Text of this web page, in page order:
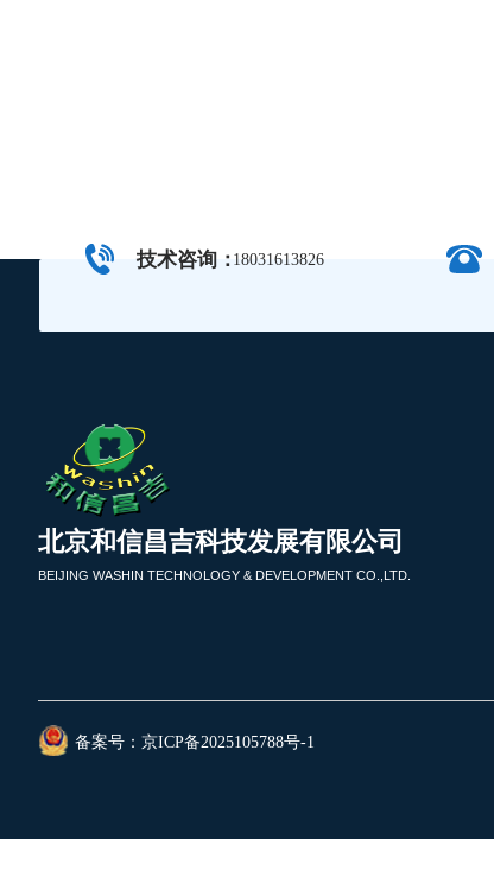
技术咨询：18031613826
北京和信昌吉科技发展有限公司
BEIJING WASHIN TECHNOLOGY & DEVELOPMENT CO.,LTD.
备案号： 京ICP备2025105788号-1